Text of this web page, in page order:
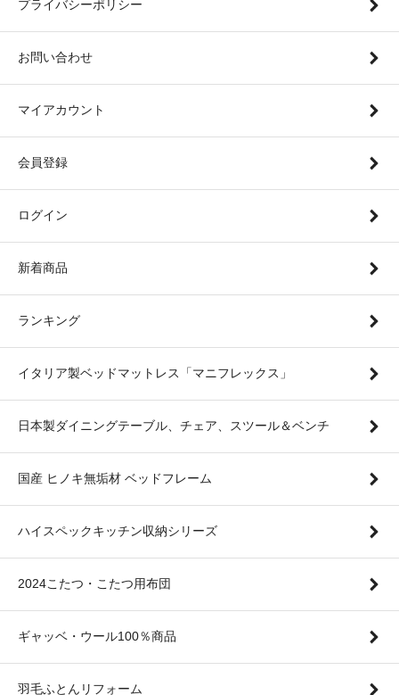
プライバシーポリシー
お問い合わせ
マイアカウント
会員登録
ログイン
新着商品
ランキング
イタリア製ベッドマットレス「マニフレックス」
日本製ダイニングテーブル、チェア、スツール＆ベンチ
国産 ヒノキ無垢材 ベッドフレーム
ハイスペックキッチン収納シリーズ
2024こたつ・こたつ用布団
ギャッベ・ウール100％商品
羽毛ふとんリフォーム